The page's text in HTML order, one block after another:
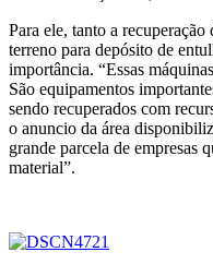
Para ele, tanto a
terreno para depósito de
importância. “Essas
São equipamentos
sendo recuperados com
o anuncio da área
grande parcela de empresas
material”.